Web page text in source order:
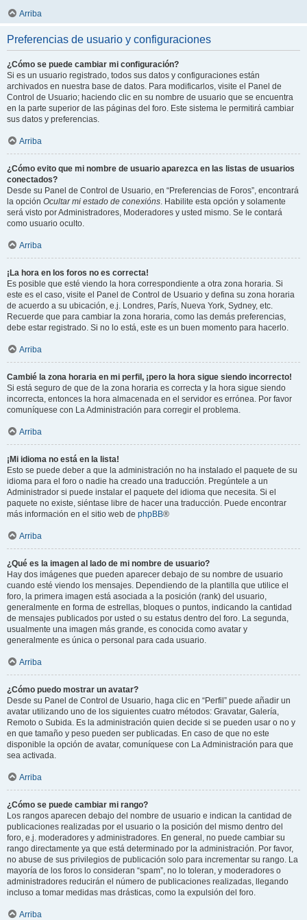
Arriba
Preferencias de usuario y configuraciones
¿Cómo se puede cambiar mi configuración?
Si es un usuario registrado, todos sus datos y configuraciones están
archivados en nuestra base de datos. Para modificarlos, visite el Panel de
Control de Usuario; haciendo clic en su nombre de usuario que se encuentra
en la parte superior de las páginas del foro. Este sistema le permitirá cambiar
sus datos y preferencias.
Arriba
¿Cómo evito que mi nombre de usuario aparezca en las listas de usuarios
conectados?
Desde su Panel de Control de Usuario, en “Preferencias de Foros”, encontrará
la opción Ocultar mi estado de conexións. Habilite esta opción y solamente
será visto por Administradores, Moderadores y usted mismo. Se le contará
como usuario oculto.
Arriba
¡La hora en los foros no es correcta!
Es posible que esté viendo la hora correspondiente a otra zona horaria. Si
este es el caso, visite el Panel de Control de Usuario y defina su zona horaria
de acuerdo a su ubicación, e.j. Londres, París, Nueva York, Sydney, etc.
Recuerde que para cambiar la zona horaria, como las demás preferencias,
debe estar registrado. Si no lo está, este es un buen momento para hacerlo.
Arriba
Cambié la zona horaria en mi perfil, ¡pero la hora sigue siendo incorrecto!
Si está seguro de que de la zona horaria es correcta y la hora sigue siendo
incorrecta, entonces la hora almacenada en el servidor es errónea. Por favor
comuníquese con La Administración para corregir el problema.
Arriba
¡Mi idioma no está en la lista!
Esto se puede deber a que la administración no ha instalado el paquete de su
idioma para el foro o nadie ha creado una traducción. Pregúntele a un
Administrador si puede instalar el paquete del idioma que necesita. Si el
paquete no existe, siéntase libre de hacer una traducción. Puede encontrar
más información en el sitio web de phpBB®
Arriba
¿Qué es la imagen al lado de mi nombre de usuario?
Hay dos imágenes que pueden aparecer debajo de su nombre de usuario
cuando esté viendo los mensajes. Dependiendo de la plantilla que utilice el
foro, la primera imagen está asociada a la posición (rank) del usuario,
generalmente en forma de estrellas, bloques o puntos, indicando la cantidad
de mensajes publicados por usted o su estatus dentro del foro. La segunda,
usualmente una imagen más grande, es conocida como avatar y
generalmente es única o personal para cada usuario.
Arriba
¿Cómo puedo mostrar un avatar?
Desde su Panel de Control de Usuario, haga clic en “Perfil” puede añadir un
avatar utilizando uno de los siguientes cuatro métodos: Gravatar, Galería,
Remoto o Subida. Es la administración quien decide si se pueden usar o no y
en que tamaño y peso pueden ser publicadas. En caso de que no este
disponible la opción de avatar, comuníquese con La Administración para que
sea activada.
Arriba
¿Cómo se puede cambiar mi rango?
Los rangos aparecen debajo del nombre de usuario e indican la cantidad de
publicaciones realizadas por el usuario o la posición del mismo dentro del
foro, e.j. moderadores y administradores. En general, no puede cambiar su
rango directamente ya que está determinado por la administración. Por favor,
no abuse de sus privilegios de publicación solo para incrementar su rango. La
mayoría de los foros lo consideran “spam”, no lo toleran, y moderadores o
administradores reducirán el número de publicaciones realizadas, llegando
incluso a tomar medidas mas drásticas, como la expulsión del foro.
Arriba